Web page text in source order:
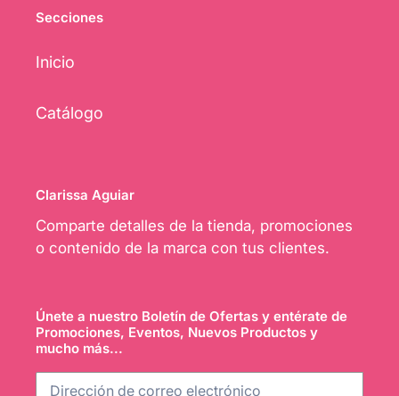
Secciones
Inicio
Catálogo
Clarissa Aguiar
Comparte detalles de la tienda, promociones
o contenido de la marca con tus clientes.
Únete a nuestro Boletín de Ofertas y entérate de
Promociones, Eventos, Nuevos Productos y
mucho más...